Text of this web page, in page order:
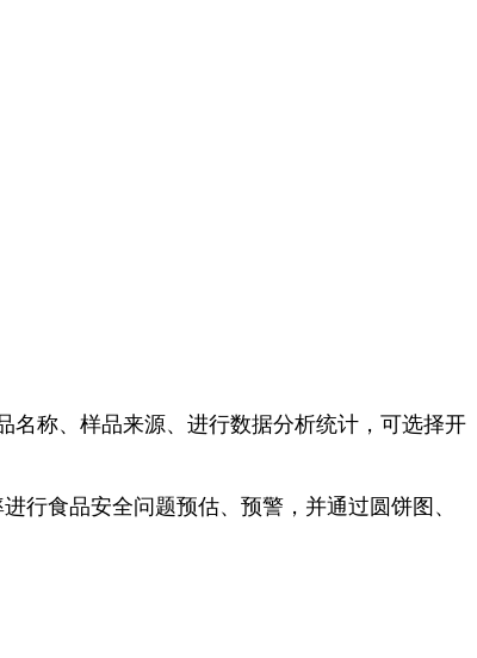
名称、样品来源、进行数据分析统计，可选择开
行食品安全问题预估、预警，并通过圆饼图、